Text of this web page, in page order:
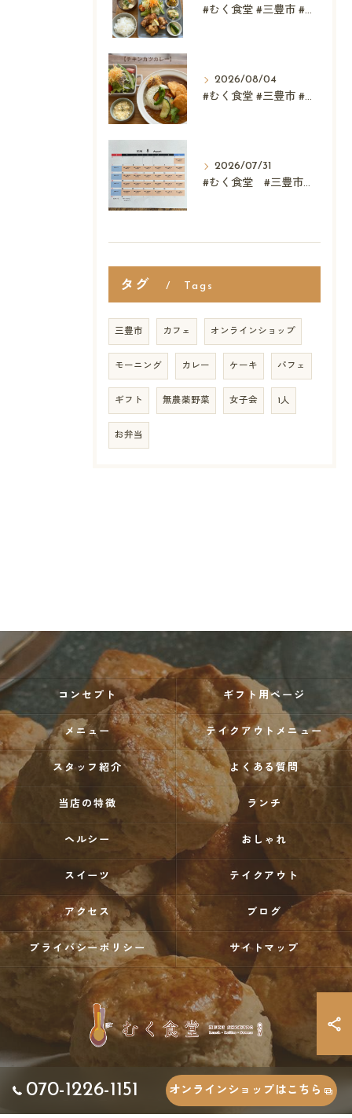
#むく食堂 #三豊市 #レストラン #テイクアウト #父...
2026/08/04
#むく食堂 #三豊市 #テイクアウト #高屋神社 #...
2026/07/31
#むく食堂 #三豊市 #レストラン #ランチ #スウィーツ
タグ Tags
三豊市 カフェ オンラインショップ
モーニング カレー ケーキ パフェ
ギフト 無農薬野菜 女子会 1人
お弁当
070-1226-1151 オンラインショップはこちら
コンセプト ギフト用ページ
メニュー テイクアウトメニュー
スタッフ紹介 よくある質問
当店の特徴 ランチ
ヘルシー おしゃれ
スイーツ テイクアウト
アクセス ブログ
プライバシーポリシー サイトマップ
© 2026 香川県三豊市でカフェならむく食堂 ALL RIGHTS RESERVED.